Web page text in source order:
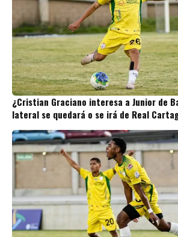
¿Cristian Graciano interesa a Junior de
lateral se quedará o se irá de Real